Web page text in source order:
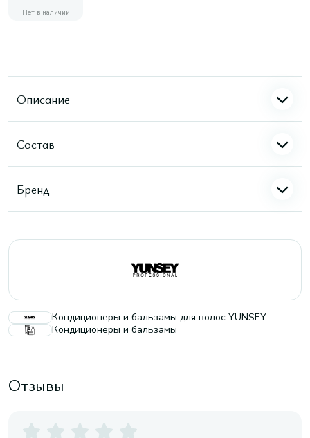
Нет в наличии
Описание
Состав
Бренд
Кондиционеры и бальзамы для волос YUNSEY
Кондиционеры и бальзамы
Отзывы